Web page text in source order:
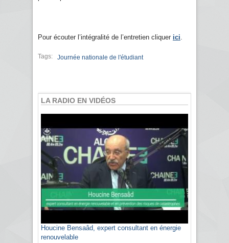
Pour écouter l’intégralité de l’entretien cliquer ici
Tags: Journée nationale de l'étudiant
LA RADIO EN VIDÉOS
Houcine Bensaâd, expert consultant en énergie
renouvelable